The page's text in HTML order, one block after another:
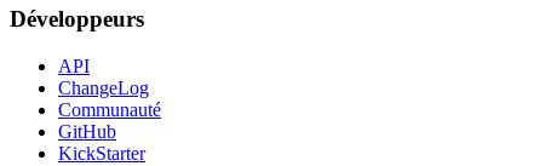
Développeurs
API
ChangeLog
Communauté
GitHub
KickStarter